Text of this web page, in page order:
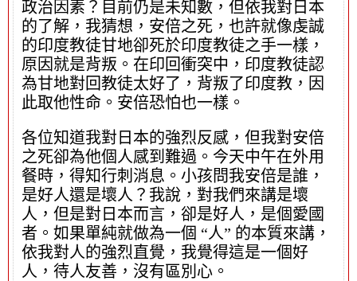
政治因素？目前仍是未知數，但依我對日本
的了解，我猜想，安倍之死，也許就像虔誠
的印度教徒甘地卻死於印度教徒之手一樣，
原因就是背叛。在印回衝突中，印度教徒認
為甘地對回教徒太好了，背叛了印度教，因
此取他性命。安倍恐怕也一樣。
各位知道我對日本的強烈反感，但我對安倍
之死卻為他個人感到難過。今天中午在外用
餐時，得知行刺消息。小孩問我安倍是誰，
是好人還是壞人？我說，對我們來講是壞
人，但是對日本而言，卻是好人，是個愛國
者。如果單純就做為一個 “人” 的本質來講，
依我對人的強烈直覺，我覺得這是一個好
人，待人友善，沒有區別心。